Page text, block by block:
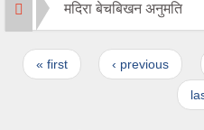
मदिरा बेचबिखन अनुमति
Pages
« first ‹ previous